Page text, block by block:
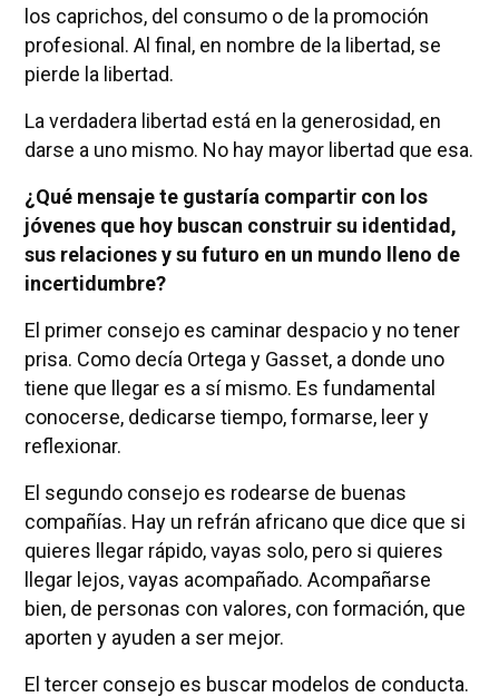
los caprichos, del consumo o de la promoción
profesional. Al final, en nombre de la libertad, se
pierde la libertad.
La verdadera libertad está en la generosidad, en
darse a uno mismo. No hay mayor libertad que esa.
¿Qué mensaje te gustaría compartir con los
jóvenes que hoy buscan construir su identidad,
sus relaciones y su futuro en un mundo lleno de
incertidumbre?
El primer consejo es caminar despacio y no tener
prisa. Como decía Ortega y Gasset, a donde uno
tiene que llegar es a sí mismo. Es fundamental
conocerse, dedicarse tiempo, formarse, leer y
reflexionar.
El segundo consejo es rodearse de buenas
compañías. Hay un refrán africano que dice que si
quieres llegar rápido, vayas solo, pero si quieres
llegar lejos, vayas acompañado. Acompañarse
bien, de personas con valores, con formación, que
aporten y ayuden a ser mejor.
El tercer consejo es buscar modelos de conducta.